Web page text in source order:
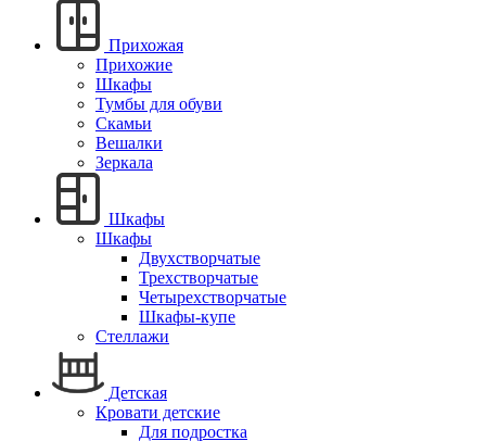
Прихожая
Прихожие
Шкафы
Тумбы для обуви
Скамьи
Вешалки
Зеркала
Шкафы
Шкафы
Двухстворчатые
Трехстворчатые
Четырехстворчатые
Шкафы-купе
Стеллажи
Детская
Кровати детские
Для подростка